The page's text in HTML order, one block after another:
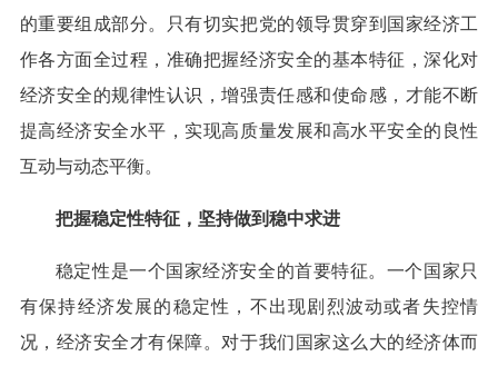
的重要组成部分。只有切实把党的领导贯穿到国家经济工
作各方面全过程，准确把握经济安全的基本特征，深化对
经济安全的规律性认识，增强责任感和使命感，才能不断
提高经济安全水平，实现高质量发展和高水平安全的良性
互动与动态平衡。
把握稳定性特征，坚持做到稳中求进
稳定性是一个国家经济安全的首要特征。一个国家只
有保持经济发展的稳定性，不出现剧烈波动或者失控情
况，经济安全才有保障。对于我们国家这么大的经济体而